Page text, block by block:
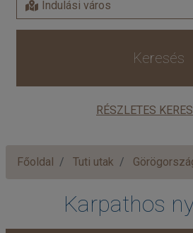
Keresés
RÉSZLETES
Főoldal Tuti utak
Karpathos